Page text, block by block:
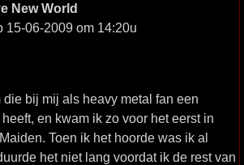
New World
15-06-2009 om 14:20u
bij mij als heavy metal fan een
en kwam ik zo voor het eerst in
Toen ik het hoorde was ik al
het niet lang voordat ik de rest van